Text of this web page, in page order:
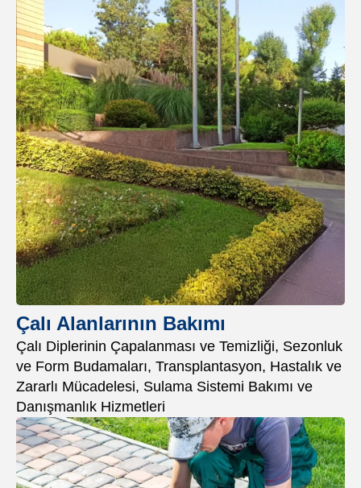
Çalı Alanlarının Bakımı
Çalı Diplerinin Çapalanması ve Temizliği, Sezonluk
ve Form Budamaları, Transplantasyon, Hastalık ve
Zararlı Mücadelesi, Sulama Sistemi Bakımı ve
Danışmanlık Hizmetleri